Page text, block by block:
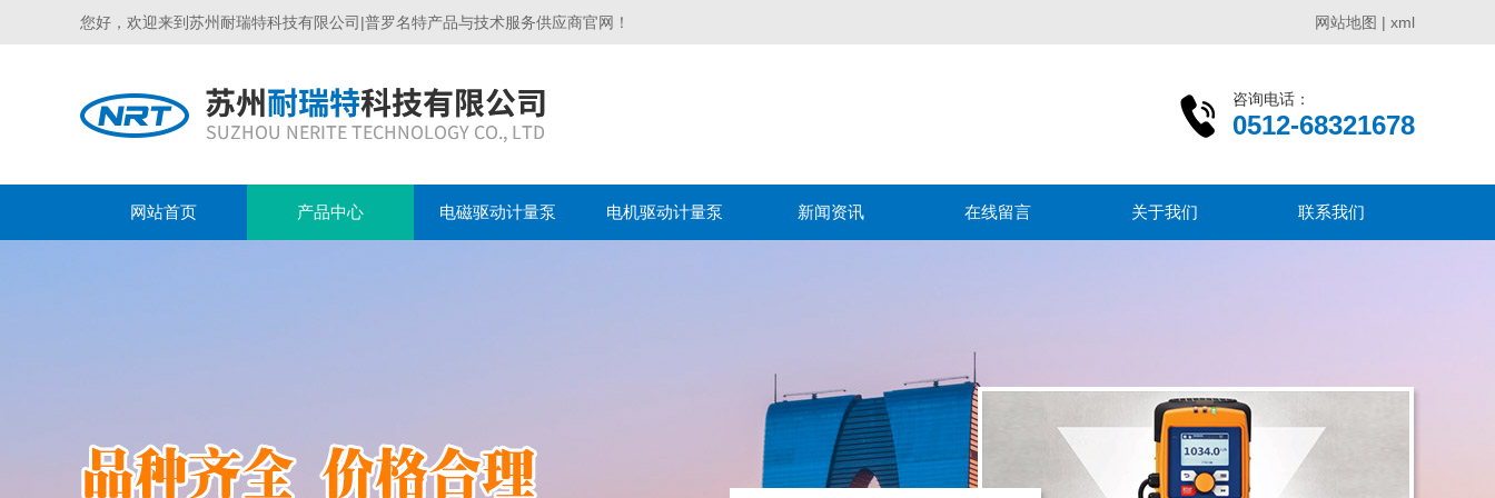
您好，欢迎来到苏州耐瑞特科技有限公司|普罗名特产品与技术服务供应商官网！ 网站地图 | xml
咨询电话：
0512-68321678
网站首页 产品中心 电磁驱动计量泵 电机驱动计量泵 新闻资讯 在线留言 关于我们 联系我们